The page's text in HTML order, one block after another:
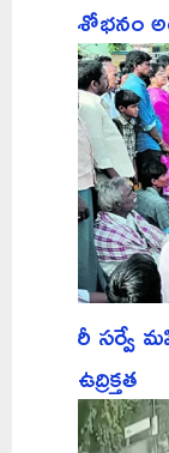
శోభనం
రీ సర్వే
ఉద్రిక్తత